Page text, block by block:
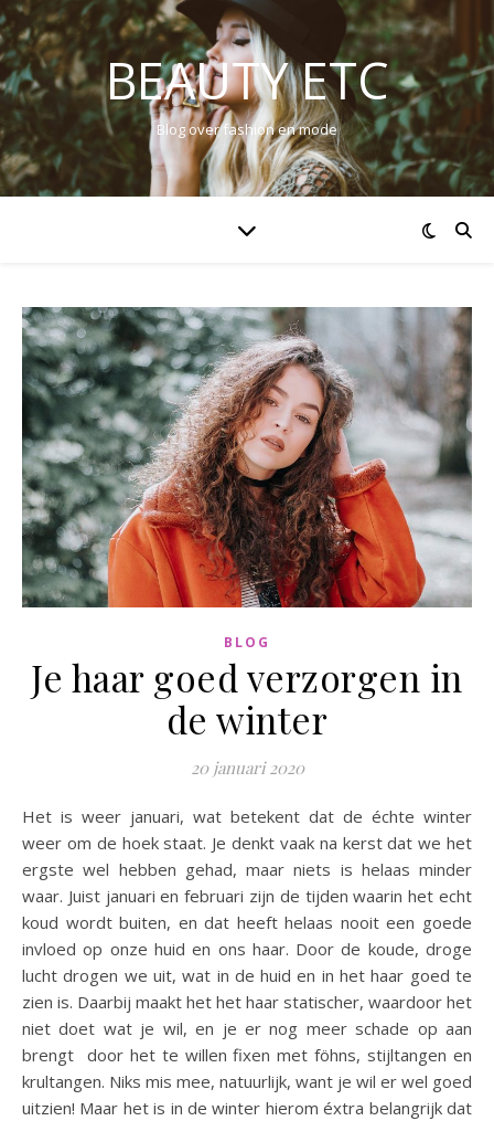
BEAUTY ETC
Blog over fashion en mode
BLOG
Je haar goed verzorgen in
de winter
20 januari 2020
Het is weer januari, wat betekent dat de échte winter
weer om de hoek staat. Je denkt vaak na kerst dat we het
ergste wel hebben gehad, maar niets is helaas minder
waar. Juist januari en februari zijn de tijden waarin het echt
koud wordt buiten, en dat heeft helaas nooit een goede
invloed op onze huid en ons haar. Door de koude, droge
lucht drogen we uit, wat in de huid en in het haar goed te
zien is. Daarbij maakt het het haar statischer, waardoor het
niet doet wat je wil, en je er nog meer schade op aan
brengt door het te willen fixen met föhns, stijltangen en
krultangen. Niks mis mee, natuurlijk, want je wil er wel goed
uitzien! Maar het is in de winter hierom éxtra belangrijk dat